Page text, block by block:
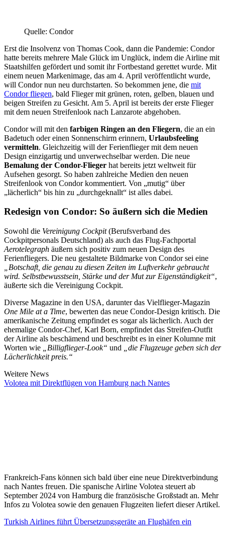
Quelle: Condor
Erst die Insolvenz von Thomas Cook, dann die Pandemie: Condor
hatte bereits mehrere Male Glück im Unglück, indem die Airline mit
Staatshilfen gefördert und somit ihr Fortbestand gerettet wurde. Mit
einem neuen Markenimage, das am 4. April veröffentlicht wurde,
will Condor nun neu durchstarten. So bekommen jene, die mit
Condor fliegen, bald Flieger mit grünen, roten, gelben, blauen und
beigen Streifen zu Gesicht. Am 5. April ist bereits der erste Flieger
mit dem neuen Streifenlook nach Lanzarote abgehoben.
Condor will mit den farbigen Ringen an den Fliegern, die an ein
Badetuch oder einen Sonnenschirm erinnern, Urlaubsfeeling
vermitteln. Gleichzeitig will der Ferienflieger mit dem neuen
Design einzigartig und unverwechselbar werden. Die neue
Bemalung der Condor-Flieger hat bereits jetzt weltweit für
Aufsehen gesorgt. So haben zahlreiche Medien den neuen
Streifenlook von Condor kommentiert. Von „mutig“ über
„lächerlich“ bis hin zu „durchgeknallt“ ist alles dabei.
Redesign von Condor: So äußern sich die Medien
Sowohl die Vereinigung Cockpit(Berufsverband des
Cockpitpersonals Deutschland) als auch das Flug-Fachportal
Aerotelegraph äußern sich positiv zum neuen Design des
Ferienfliegers. Die neu gestaltete Bildmarke von Condor sei eine
„Botschaft, die genau zu diesen Zeiten im Luftverkehr gebraucht
wird. Selbstbewusstsein, Stärke und der Mut zur Eigenständigkeit“,
äußerte sich die Vereinigung Cockpit.
Diverse Magazine in den USA, darunter das Vielflieger-Magazin
One Mile at a Time, bewerten das neue Condor-Design kritisch. Die
amerikanische Zeitung empfindet es sogar als lächerlich. Auch der
ehemalige Condor-Chef, Karl Born, empfindet das Streifen-Outfit
der Airline als beschämend und beschreibt es in einer Kolumne mit
Worten wie
„Billigflieger-Look“ und
„die Flugzeuge geben sich der
Lächerlichkeit preis.“
Weitere News
Volotea mit Direktflügen von Hamburg nach Nantes
Frankreich-Fans können sich bald über eine neue Direktverbindung
nach Nantes freuen. Die spanische Airline Volotea steuert ab
September 2024 von Hamburg die französische Großstadt an. Mehr
Infos zu Volotea sowie den genauen Flugzeiten liefert dieser Artikel.
Turkish Airlines führt Übersetzungsgeräte an Flughäfen ein